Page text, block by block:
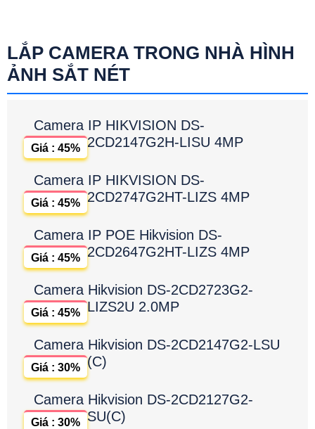
LẮP CAMERA TRONG NHÀ HÌNH
ẢNH SẮT NÉT
Camera IP HIKVISION DS-
2CD2147G2H-LISU 4MP
Giá : 45%
Camera IP HIKVISION DS-
2CD2747G2HT-LIZS 4MP
Giá : 45%
Camera IP POE Hikvision DS-
2CD2647G2HT-LIZS 4MP
Giá : 45%
Camera Hikvision DS-2CD2723G2-
LIZS2U 2.0MP
Giá : 45%
Camera Hikvision DS-2CD2147G2-LSU
(C)
Giá : 30%
Camera Hikvision DS-2CD2127G2-
SU(C)
Giá : 30%